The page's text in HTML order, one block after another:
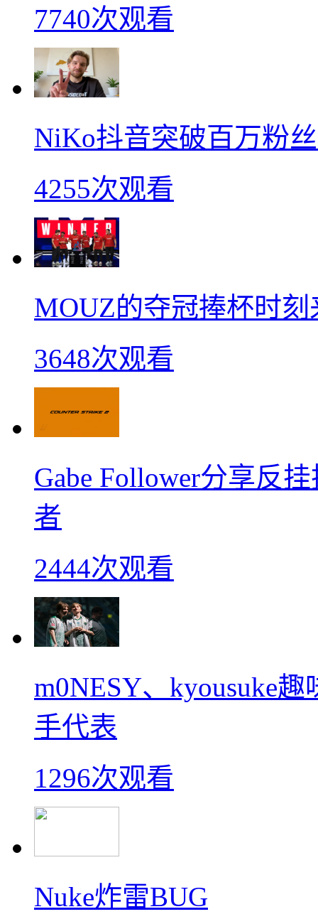
7740次观看
NiKo抖音突破百万粉
4255次观看
MOUZ的夺冠捧杯时刻
3648次观看
Gabe Follower分享反
者
2444次观看
m0NESY、kyousuke
手代表
1296次观看
Nuke炸雷BUG